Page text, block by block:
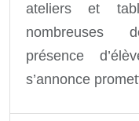
ateliers et
nombreuses
présence
s’annonce